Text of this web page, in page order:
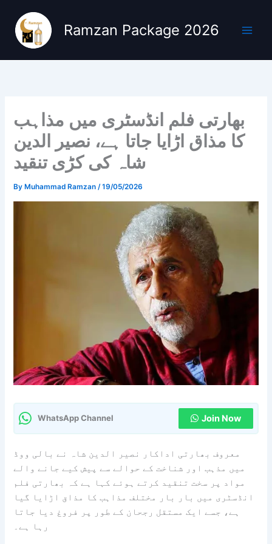
content
Ramzan Package 2026
بھارتی فلم انڈسٹری میں مذاہب
کا مذاق اڑایا جاتا ہے، نصیر الدین
شاہ کی کڑی تنقید
By Muhammad Ramzan/19/05/2026
WhatsApp Channel Join Now
معروف بھارتی اداکار نصیر الدین شاہ نے بالی ووڈ
میں مذہب اور شناخت کے حوالے سے پیش کیے جانے والے
مواد پر سخت تنقید کرتے ہوئے کہا ہے کہ بھارتی فلم
انڈسٹری میں بار بار مختلف مذاہب کا مذاق اڑایا گیا
ہے، جسے ایک مستقل رجحان کے طور پر فروغ دیا جاتا
رہا ہے۔